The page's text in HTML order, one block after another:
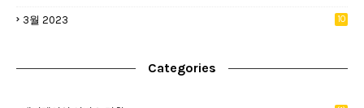
3월 2023 10
Categories